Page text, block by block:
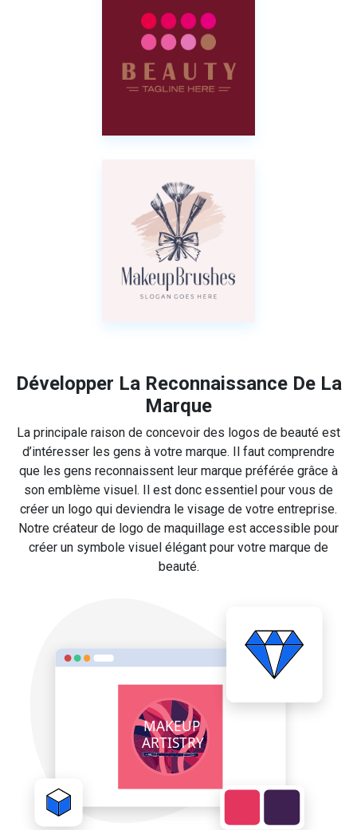
Développer La Reconnaissance De La
Marque
La principale raison de concevoir des logos de beauté est
d’intéresser les gens à votre marque. Il faut comprendre
que les gens reconnaissent leur marque préférée grâce à
son emblème visuel. Il est donc essentiel pour vous de
créer un logo qui deviendra le visage de votre entreprise.
Notre créateur de logo de maquillage est accessible pour
créer un symbole visuel élégant pour votre marque de
beauté.